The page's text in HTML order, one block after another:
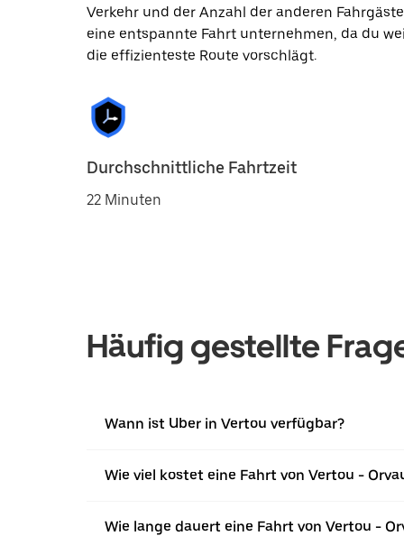
Verkehr und der Anzahl der anderen
eine entspannte Fahrt unternehmen, da du
die effizienteste Route vorschlägt.
Durchschnittliche Fahrtzeit
22 Minuten
Häufig gestellte
Wann ist Uber in Vertou verfügbar?
Wie viel kostet eine Fahrt von Vertou -
Wie lange dauert eine Fahrt von Vertou -